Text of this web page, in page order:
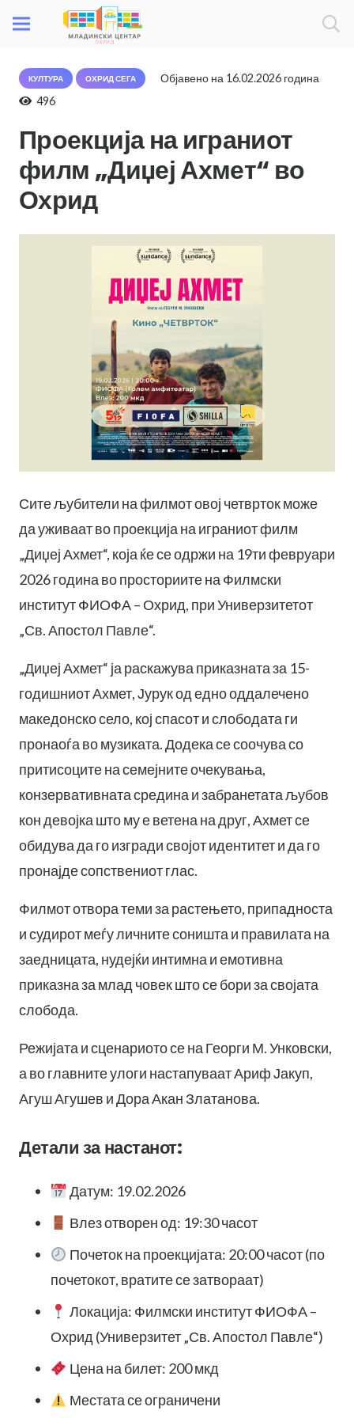
КУЛТУРА ОХРИД СЕГА Објавено на 16.02.2026 година
496
Проекција на играниот
филм „Диџеј Ахмет“ во
Охрид
Сите љубители на филмот овој четврток може
да уживаат во проекција на играниот филм
„Диџеј Ахмет“, која ќе се одржи на 19ти февруари
2026 година во просториите на Филмски
институт ФИОФА – Охрид, при Универзитетот
„Св. Апостол Павле“.
„Диџеј Ахмет“ ја раскажува приказната за 15-
годишниот Ахмет, Јурук од едно оддалечено
македонско село, кој спасот и слободата ги
пронаоѓа во музиката. Додека се соочува со
притисоците на семејните очекувања,
конзервативната средина и забранетата љубов
кон девојка што му е ветена на друг, Ахмет се
обидува да го изгради својот идентитет и да го
пронајде сопствениот глас.
Филмот отвора теми за растењето, припадноста
и судирот меѓу личните соништа и правилата на
заедницата, нудејќи интимна и емотивна
приказна за млад човек што се бори за својата
слобода.
Режијата и сценариото се на Георги М. Унковски,
а во главните улоги настапуваат Ариф Јакуп,
Агуш Агушев и Дора Акан Златанова.
Детали за настанот:
Датум: 19.02.2026
Влез отворен од: 19:30 часот
Почеток на проекцијата: 20:00 часот (по
почетокот, вратите се затвораат)
Локација: Филмски институт ФИОФА –
Охрид (Универзитет „Св. Апостол Павле“)
Цена на билет: 200 мкд
Местата се ограничени